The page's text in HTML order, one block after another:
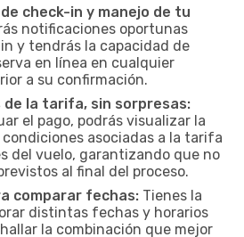
check-in y manejo de tu
notificaciones oportunas
y tendrás la capacidad de
en línea en cualquier
a su confirmación.
de la tarifa, sin sorpresas:
el pago, podrás visualizar la
asociadas a la tarifa
del vuelo, garantizando que no
al final del proceso.
comparar fechas: Tienes la
distintas fechas y horarios
la combinación que mejor